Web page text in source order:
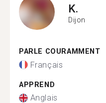
K.
Dijon
PARLE COURAMMENT
Français
APPREND
Anglais